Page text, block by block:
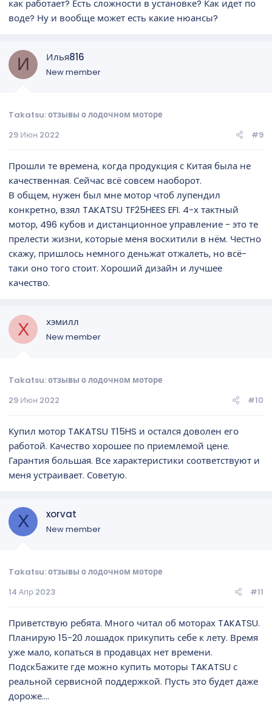
как работает? Есть сложности в установке? Как идет по
воде? Ну и вообще может есть какие нюансы?
И Илья816
New member
Takatsu: отзывы о лодочном моторе
29 Июн 2022
#9
Прошли те времена, когда продукция с Китая была не
качественная. Сейчас всё совсем наоборот.
В общем, нужен был мне мотор чтоб лупендил
конкретно, взял TAKATSU TF25HEES EFI. 4-х тактный
мотор, 496 кубов и дистанционное управление - это те
прелести жизни, которые меня восхитили в нём. Честно
скажу, пришлось немного деньжат отжалеть, но всё-
таки оно того стоит. Хороший дизайн и лучшее
качество.
Х хэмилл
New member
Takatsu: отзывы о лодочном моторе
29 Июн 2022
#10
Купил мотор TAKATSU T15HS и остался доволен его
работой. Качество хорошее по приемлемой цене.
Гарантия большая. Все характеристики соответствуют и
меня устраивает. Советую.
X xorvat
New member
Takatsu: отзывы о лодочном моторе
14 Апр 2023
#11
Приветствую ребята. Много читал об моторах TAKATSU.
Планирую 15-20 лошадок прикупить себе к лету. Время
уже мало, копаться в продавцах нет времени.
Подск5ажите где можно купить моторы TAKATSU с
реальной сервисной поддержкой. Пусть это будет даже
дороже....